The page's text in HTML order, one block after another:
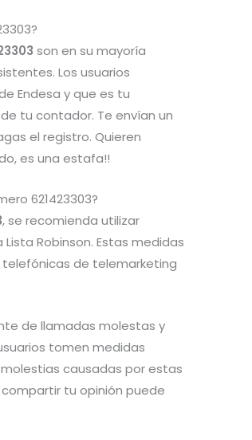
son en su mayoría
Los usuarios
Endesa y que es tu
tu contador. Te envían un
el registro. Quieren
es una estafa!!
621423303?
, se recomienda utilizar
Robinson. Estas medidas
de telemarketing
de llamadas molestas y
tomen medidas
causadas por estas
tu opinión puede